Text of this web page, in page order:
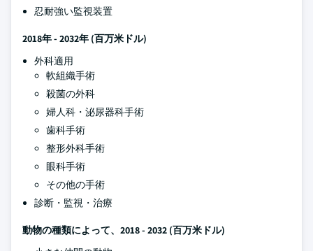
忍耐強い監視装置
2018年 - 2032年 (百万米ドル)
外科適用
軟組織手術
殺菌の外科
婦人科・泌尿器科手術
歯科手術
整形外科手術
眼科手術
その他の手術
診断・監視・治療
動物の種類によって、2018 - 2032 (百万米ドル)